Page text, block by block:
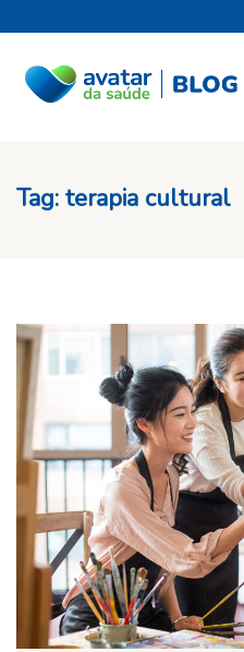
Tag: terapia cultural